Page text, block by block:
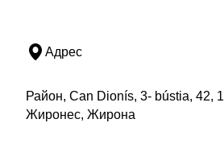
Адрес
Район, Can Dionís, 3- bústia, 42,
Жиронес, Жирона